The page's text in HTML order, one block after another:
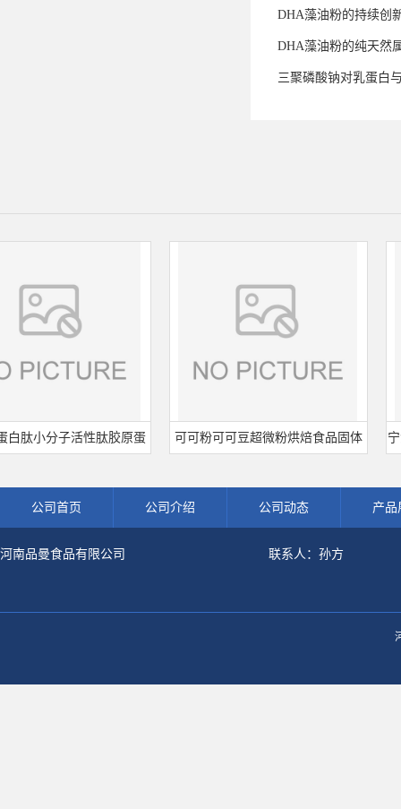
DHA藻油粉的持续创
DHA藻油粉的纯天然
三聚磷酸钠对乳蛋白
小分子活性肽胶原蛋 可可粉可可豆超微粉烘焙食品固体 宁
公司首页 公司介绍 公司动态 产品
河南品曼食品有限公司 联系人：孙方